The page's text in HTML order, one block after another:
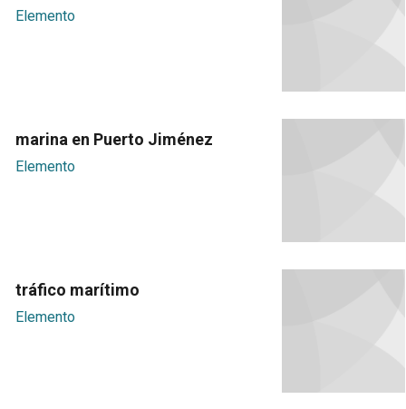
Elemento
marina en Puerto Jiménez
Elemento
tráfico marítimo
Elemento